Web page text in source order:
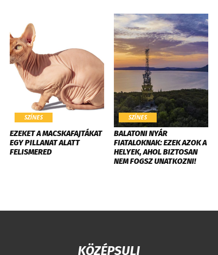
SZÍNES
EZEKET A MACSKAFAJTÁKAT
EGY PILLANAT ALATT
FELISMERED
SZÍNES
BALATONI NYÁR
FIATALOKNAK: EZEK AZOK A
HELYEK, AHOL BIZTOSAN
NEM FOGSZ UNATKOZNI!
KÖZÉPSULI